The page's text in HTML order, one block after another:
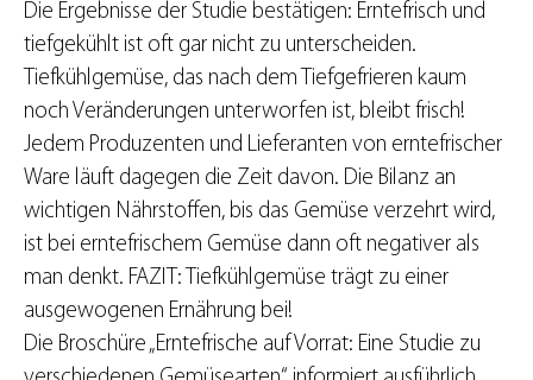
Die Ergebnisse der Studie bestätigen: Erntefrisch und
tiefgekühlt ist oft gar nicht zu unterscheiden.
Tiefkühlgemüse, das nach dem Tiefgefrieren kaum
noch Veränderungen unterworfen ist, bleibt frisch!
Jedem Produzenten und Lieferanten von erntefrischer
Ware läuft dagegen die Zeit davon. Die Bilanz an
wichtigen Nährstoffen, bis das Gemüse verzehrt wird,
ist bei erntefrischem Gemüse dann oft negativer als
man denkt. FAZIT: Tiefkühlgemüse trägt zu einer
ausgewogenen Ernährung bei!
Die Broschüre „Erntefrische auf Vorrat: Eine Studie zu